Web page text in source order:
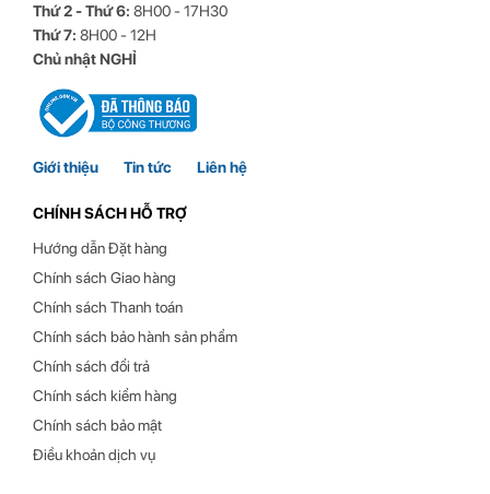
Tay nâng màn hình HyperWork A1C hỗ trợ thêm 2 cổng USB với tốc
Khả năng điều chỉnh chiều cao
Thứ 2 - Thứ 6: 8H00 - 17H30
Thứ 7: 8H00 - 12H
Chủ nhật NGHỈ
Giới thiệu Tin tức Liên hệ
CHÍNH SÁCH HỖ TRỢ
Hướng dẫn Đặt hàng
Chính sách Giao hàng
Chính sách Thanh toán
Chính sách bảo hành sản phẩm
Chính sách đổi trả
Chính sách kiểm hàng
Chính sách bảo mật
Điều khoản dịch vụ